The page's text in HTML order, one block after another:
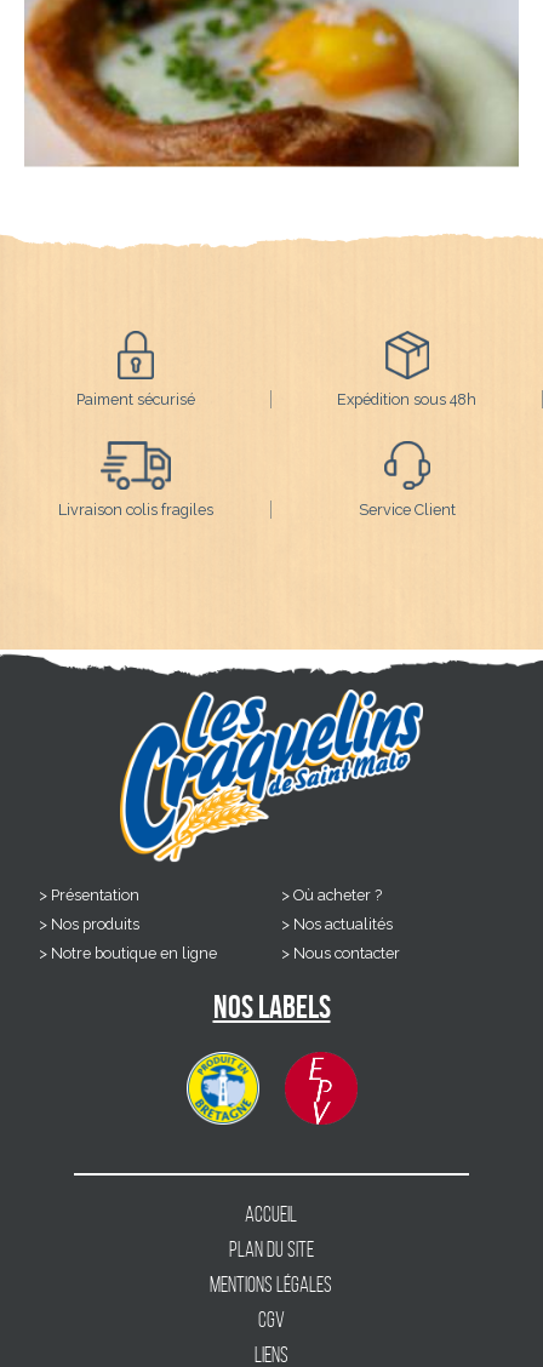
Paiment sécurisé Expédition sous 48h
Livraison colis fragiles Service Client
Présentation
Nos produits
Notre boutique en ligne
Où acheter ?
Nos actualités
Nous contacter
Nos labels
Accueil
Plan du site
Mentions légales
CGV
Liens